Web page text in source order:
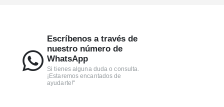
Escríbenos a través de
nuestro número de
WhatsApp
Si tienes alguna duda o consulta.
¡Estaremos encantados de
ayudarte!"